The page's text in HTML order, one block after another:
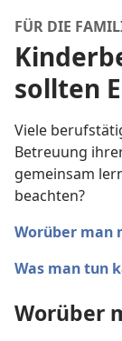
FÜR DIE
sollten
Viele
Betreuung
gemeinsam
beachten?
Worüber man
Was man tun
Worüber